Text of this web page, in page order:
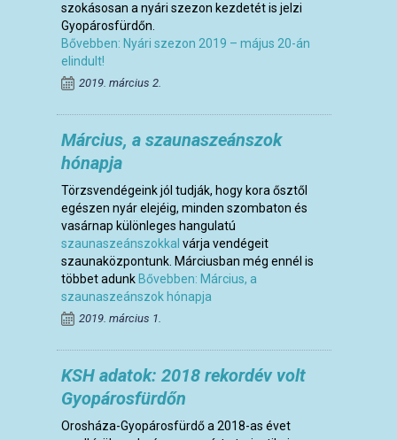
szokásosan a nyári szezon kezdetét is jelzi
Gyopárosfürdőn.
Bővebben: Nyári szezon 2019 – május 20-án
elindult!
2019. március 2.
Március, a szaunaszeánszok
hónapja
Törzsvendégeink jól tudják, hogy kora ősztől
egészen nyár elejéig, minden szombaton és
vasárnap különleges hangulatú
szaunaszeánszokkal várja vendégeit
szaunaközpontunk. Márciusban még ennél is
többet adunk Bővebben: Március, a
szaunaszeánszok hónapja
2019. március 1.
KSH adatok: 2018 rekordév volt
Gyopárosfürdőn
Orosháza-Gyopárosfürdő a 2018-as évet